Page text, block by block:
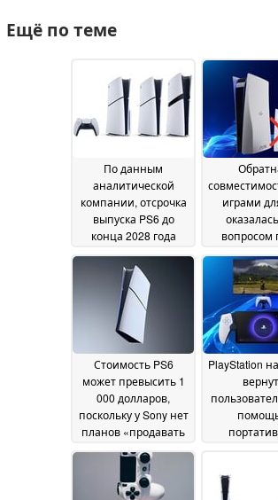
Ещё по теме
По данным
аналитической
компании, отсрочка
выпуска PS6 до
конца 2028 года
неизбежна»
2026
играми
вопросом
цифровой
July
Стоимость PS6
может превысить 1
000 долларов,
поскольку у Sony нет
планов «продавать
значительными
убытками»30 June 2026
PlayStation